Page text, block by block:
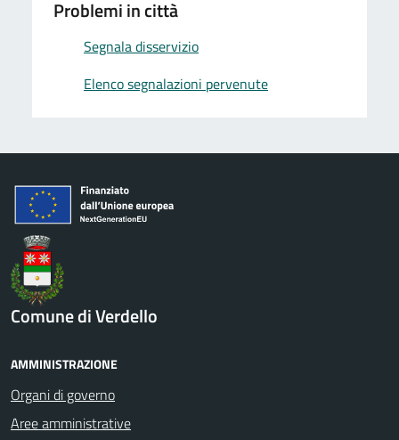
Problemi in città
Segnala disservizio
Elenco segnalazioni pervenute
Comune di Verdello
AMMINISTRAZIONE
Organi di governo
Aree amministrative